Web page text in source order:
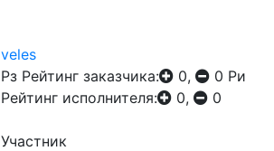
veles
Рз Рейтинг заказчика: 0, 0 Ри
Рейтинг исполнителя:
0, 0
Участник